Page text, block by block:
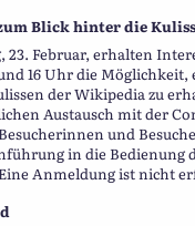
Blick hinter die
23. Februar, erhalten
16 Uhr die
der Wikipedia zu
Austausch mit der
und
in die Bedienung
Anmeldung ist nicht